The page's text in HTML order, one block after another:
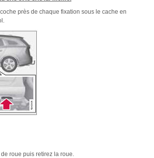
près de chaque fixation sous le cache en
roue puis retirez la roue.